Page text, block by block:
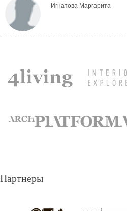
Игнатова Маргарита
Партнеры